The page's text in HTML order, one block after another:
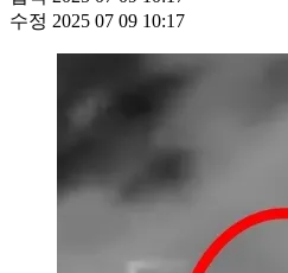
수정 2025 07 09 10:17